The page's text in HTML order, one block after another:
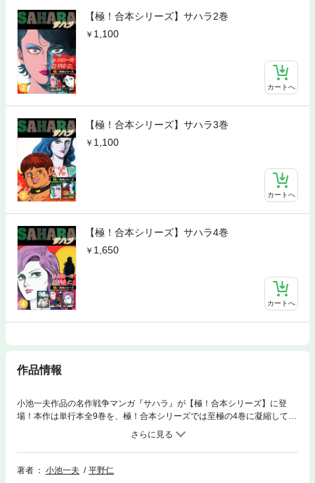
【極！合本シリーズ】サハラ2巻
1,100
カートへ
【極！合本シリーズ】サハラ3巻
1,100
カートへ
【極！合本シリーズ】サハラ4巻
1,650
カートへ
作品情報
小池一夫作品の名作戦争マンガ『サハラ』が【極！合本シリーズ】に登
場！本作は単行本全9巻を、極！合本シリーズでは至極の4巻に凝縮して収
録。 アンゴラ独立戦争の最中、激しい戦闘が繰り広げられる戦場で、政府
軍部隊が解放戦線の主力部隊に包囲され、猛攻撃を受けていた。隊長チュ
チュ・ヒステリーカ率いるサハラ女外人部隊、総勢13名は、政府軍救援の
命令を受けて出動。戦場に到着した彼女たちが取った非情な行動とは
著者 小池一夫
平野仁